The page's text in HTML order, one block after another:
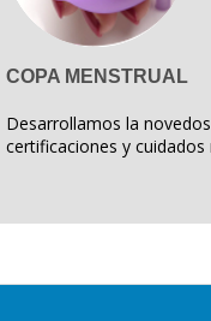
COPA MENSTRUAL
Desarrollamos la
certificaciones y